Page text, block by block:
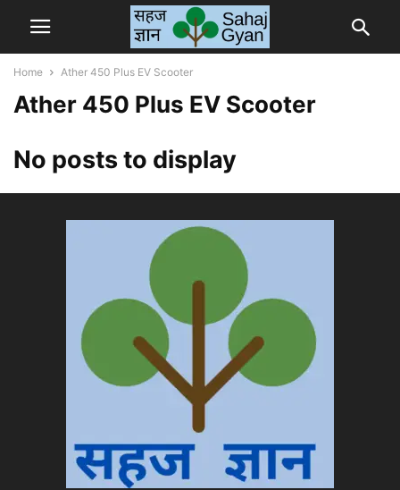
Home Ather 450 Plus EV Scooter
Ather 450 Plus EV Scooter
No posts to display